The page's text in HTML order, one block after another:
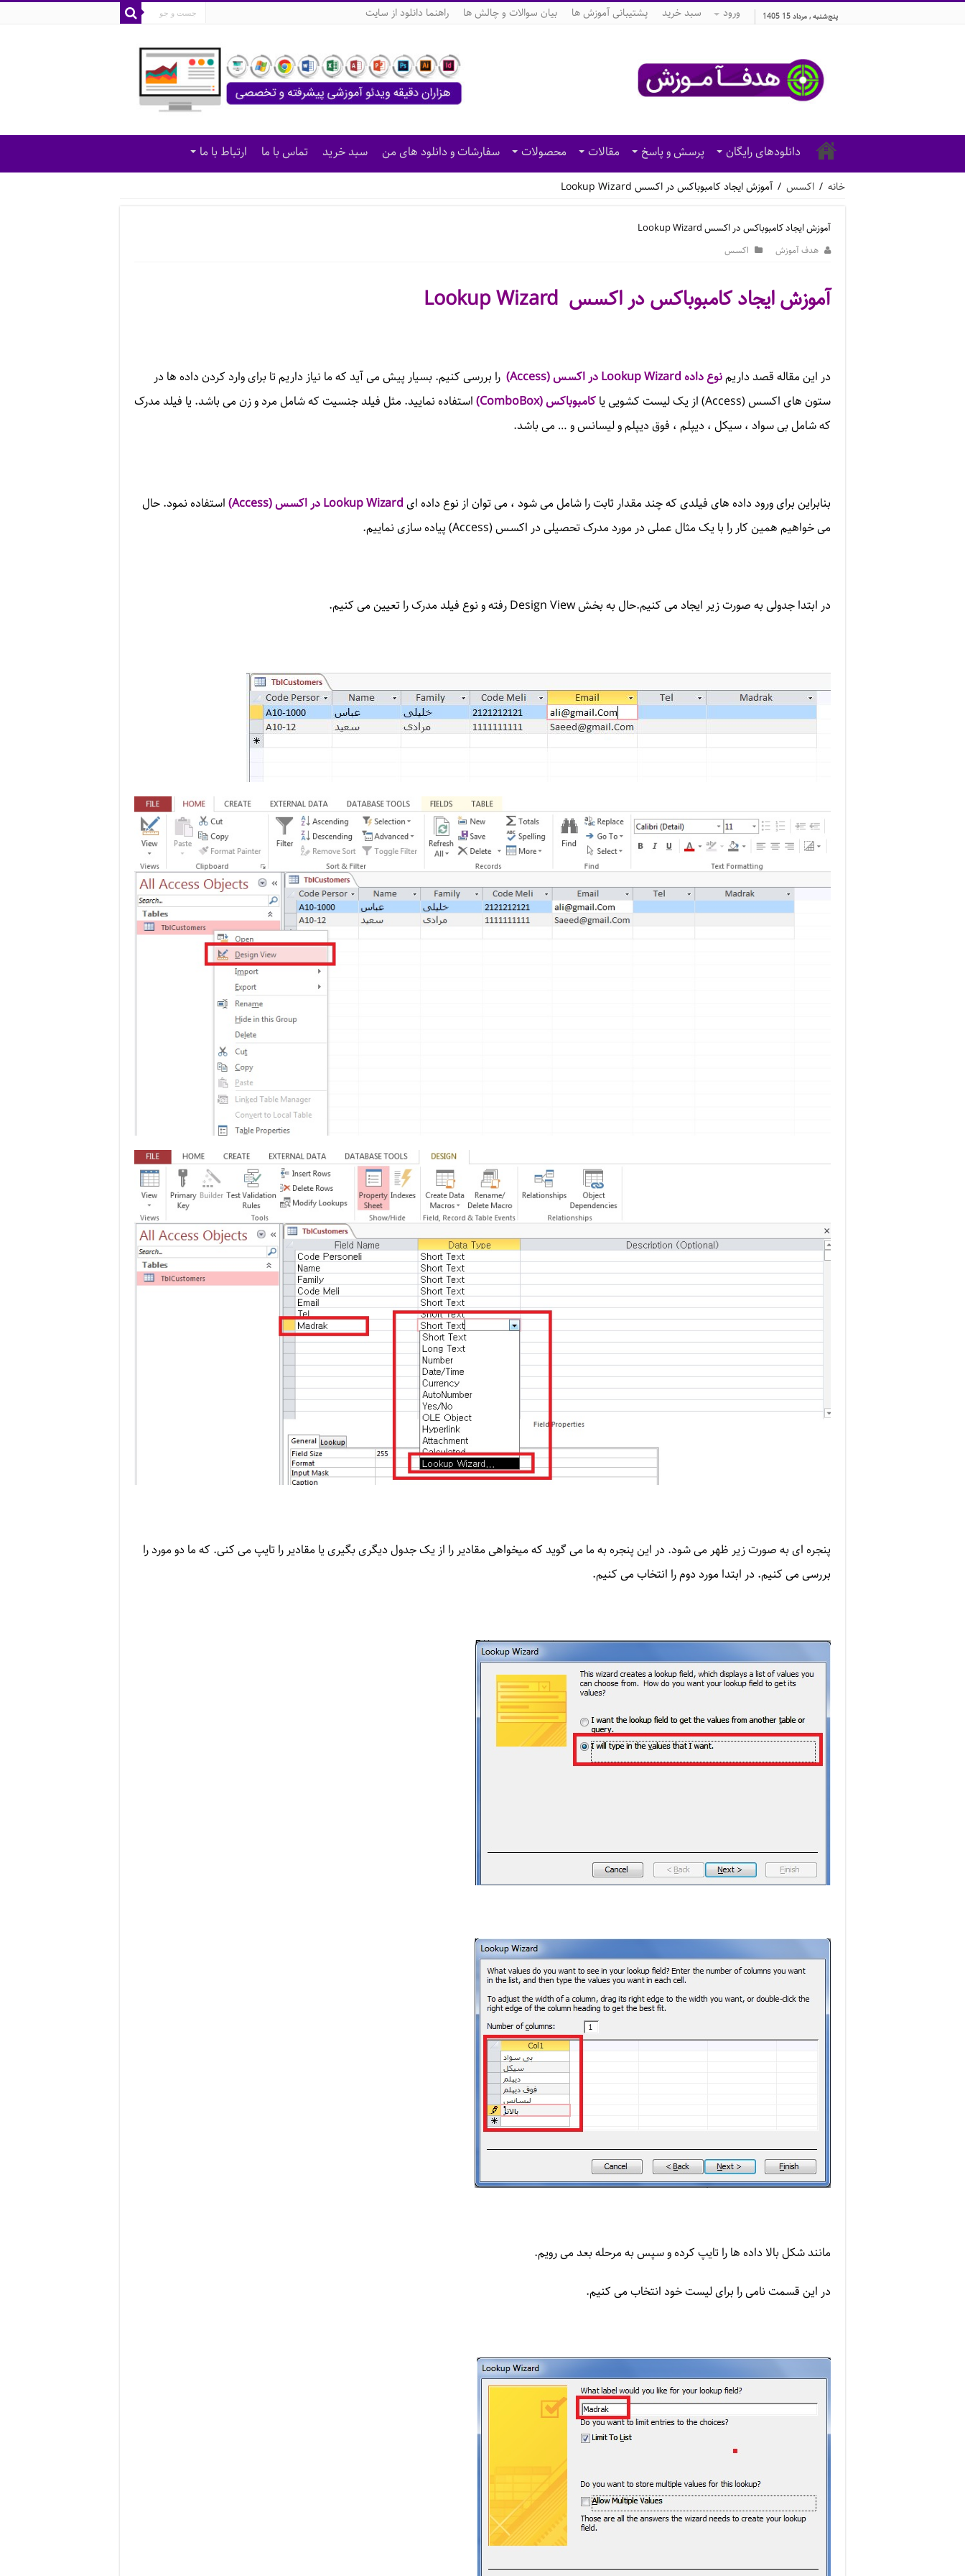
پنج‌شنبه , مرداد 15 1405 ورود سبد خرید پشتیبانی آموزش ها بیان سوالات و چالش ها راهنما دانلود از سایت
دانلودهای رایگان پرسش و پاسخ مقالات محصولات سفارشات و دانلود های من سبد خرید تماس با ما ارتباط با ما
خانه / اکسس / آموزش ایجاد کامبوباکس در اکسس Lookup Wizard
آموزش ایجاد کامبوباکس در اکسس Lookup Wizard
هدف آموزش اکسس
آموزش ایجاد کامبوباکس در اکسس Lookup Wizard
در این مقاله قصد داریمنوع دادهLookup Wizardدر اکسس (Access
) را بررسی کنیم. بسیار پیش می آید که ما نیاز داریم تا برای وارد کردن داده ها در
ستون های اکسس (Access) از یک لیست کشویی یاکامبوباکس (ComboBox
)استفاده نمایید. مثل فیلد جنسیت که شامل مرد و زن می باشد. یا فیلد مدرک
که شامل بی سواد ، سیکل ، دیپلم ، فوق دیپلم و لیسانس و … می باشد.
بنابراین برای ورود داده های فیلدی که چند مقدار ثابت را شامل می شود ، می توان از نوع داده ایLookup Wizardدر اکسس (Access
)استفاده نمود. حال
می خواهیم همین کار را با یک مثال عملی در مورد مدرک تحصیلی در اکسس (Access) پیاده سازی نماییم.
در ابتدا جدولی به صورت زیر ایجاد می کنیم.حال به بخشDesign Viewرفته و نوع فیلد مدرک را تعیین می کنیم.
پنجره ای به صورت زیر ظهر می شود. در این پنجره به ما می گوید که میخواهی مقادیر را از یک جدول دیگری بگیری یا مقادیر را تایپ می کنی. که ما دو مورد را
بررسی می کنیم. در ابتدا مورد دوم را انتخاب می کنیم.
مانند شکل بالا داده ها را تایپ کرده و سپس به مرحله بعد می رویم.
در این قسمت نامی را برای لیست خود انتخاب می کنیم.